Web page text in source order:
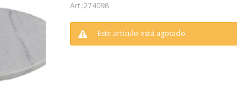
274098
Este artículo está agotado.